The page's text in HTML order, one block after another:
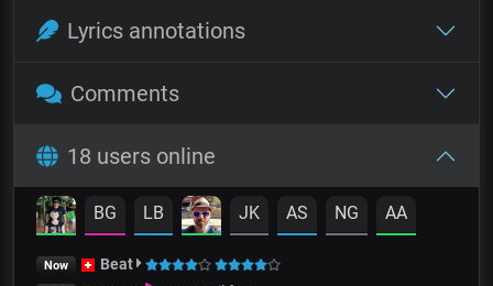
Lyrics annotations
Comments
18 users online
BG LB JK AS NG AA
Now Beat